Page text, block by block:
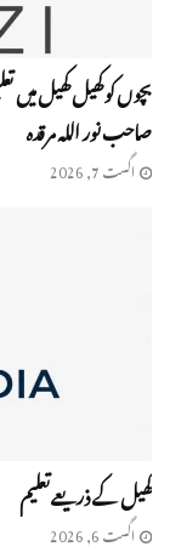
صاحب نور اللہ مرقدہ
اگست 7, 2026
کھیل کے ذریعے تعلیم
اگست 6, 2026